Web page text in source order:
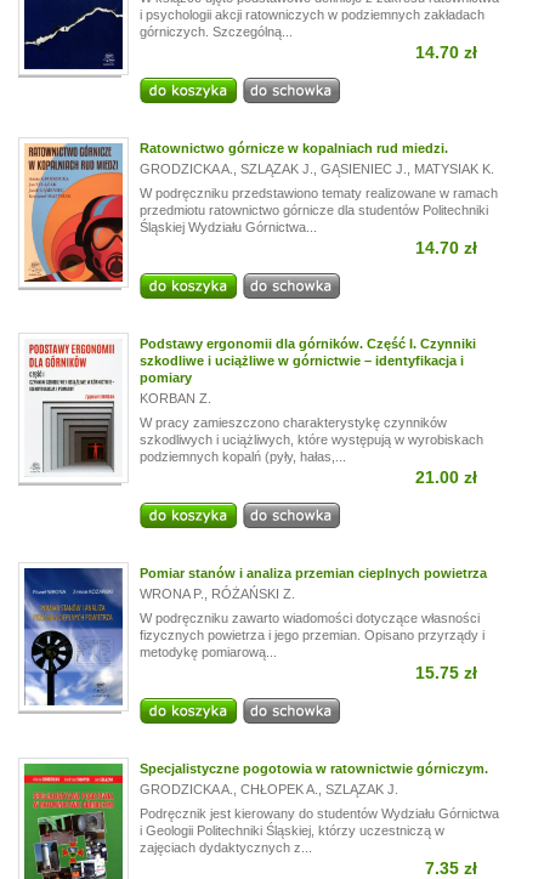
i psychologii akcji ratowniczych w podziemnych zakładach
górniczych. Szczególną...
14.70 zł
Ratownictwo górnicze w kopalniach rud miedzi.
GRODZICKA A.
SZLĄZAK J. GĄSIENIEC J.
MATYSIAK K.
W podręczniku przedstawiono tematy realizowane w ramach
przedmiotu ratownictwo górnicze dla studentów Politechniki
Śląskiej Wydziału Górnictwa...
14.70 zł
Podstawy ergonomii dla górników. Część I. Czynniki
szkodliwe i uciążliwe w górnictwie – identyfikacja i
pomiary
KORBAN Z.
W pracy zamieszczono charakterystykę czynników
szkodliwych i uciążliwych, które występują w wyrobiskach
podziemnych kopalń (pyły, hałas,...
21.00 zł
Pomiar stanów i analiza przemian cieplnych powietrza
WRONA P.
RÓŻAŃSKI Z.
W podręczniku zawarto wiadomości dotyczące własności
fizycznych powietrza i jego przemian. Opisano przyrządy i
metodykę pomiarową...
15.75 zł
Specjalistyczne pogotowia w ratownictwie górniczym.
GRODZICKA A.
CHŁOPEK A.
SZLĄZAK J.
Podręcznik jest kierowany do studentów Wydziału Górnictwa
i Geologii Politechniki Śląskiej, którzy uczestniczą w
zajęciach dydaktycznych z...
7.35 zł